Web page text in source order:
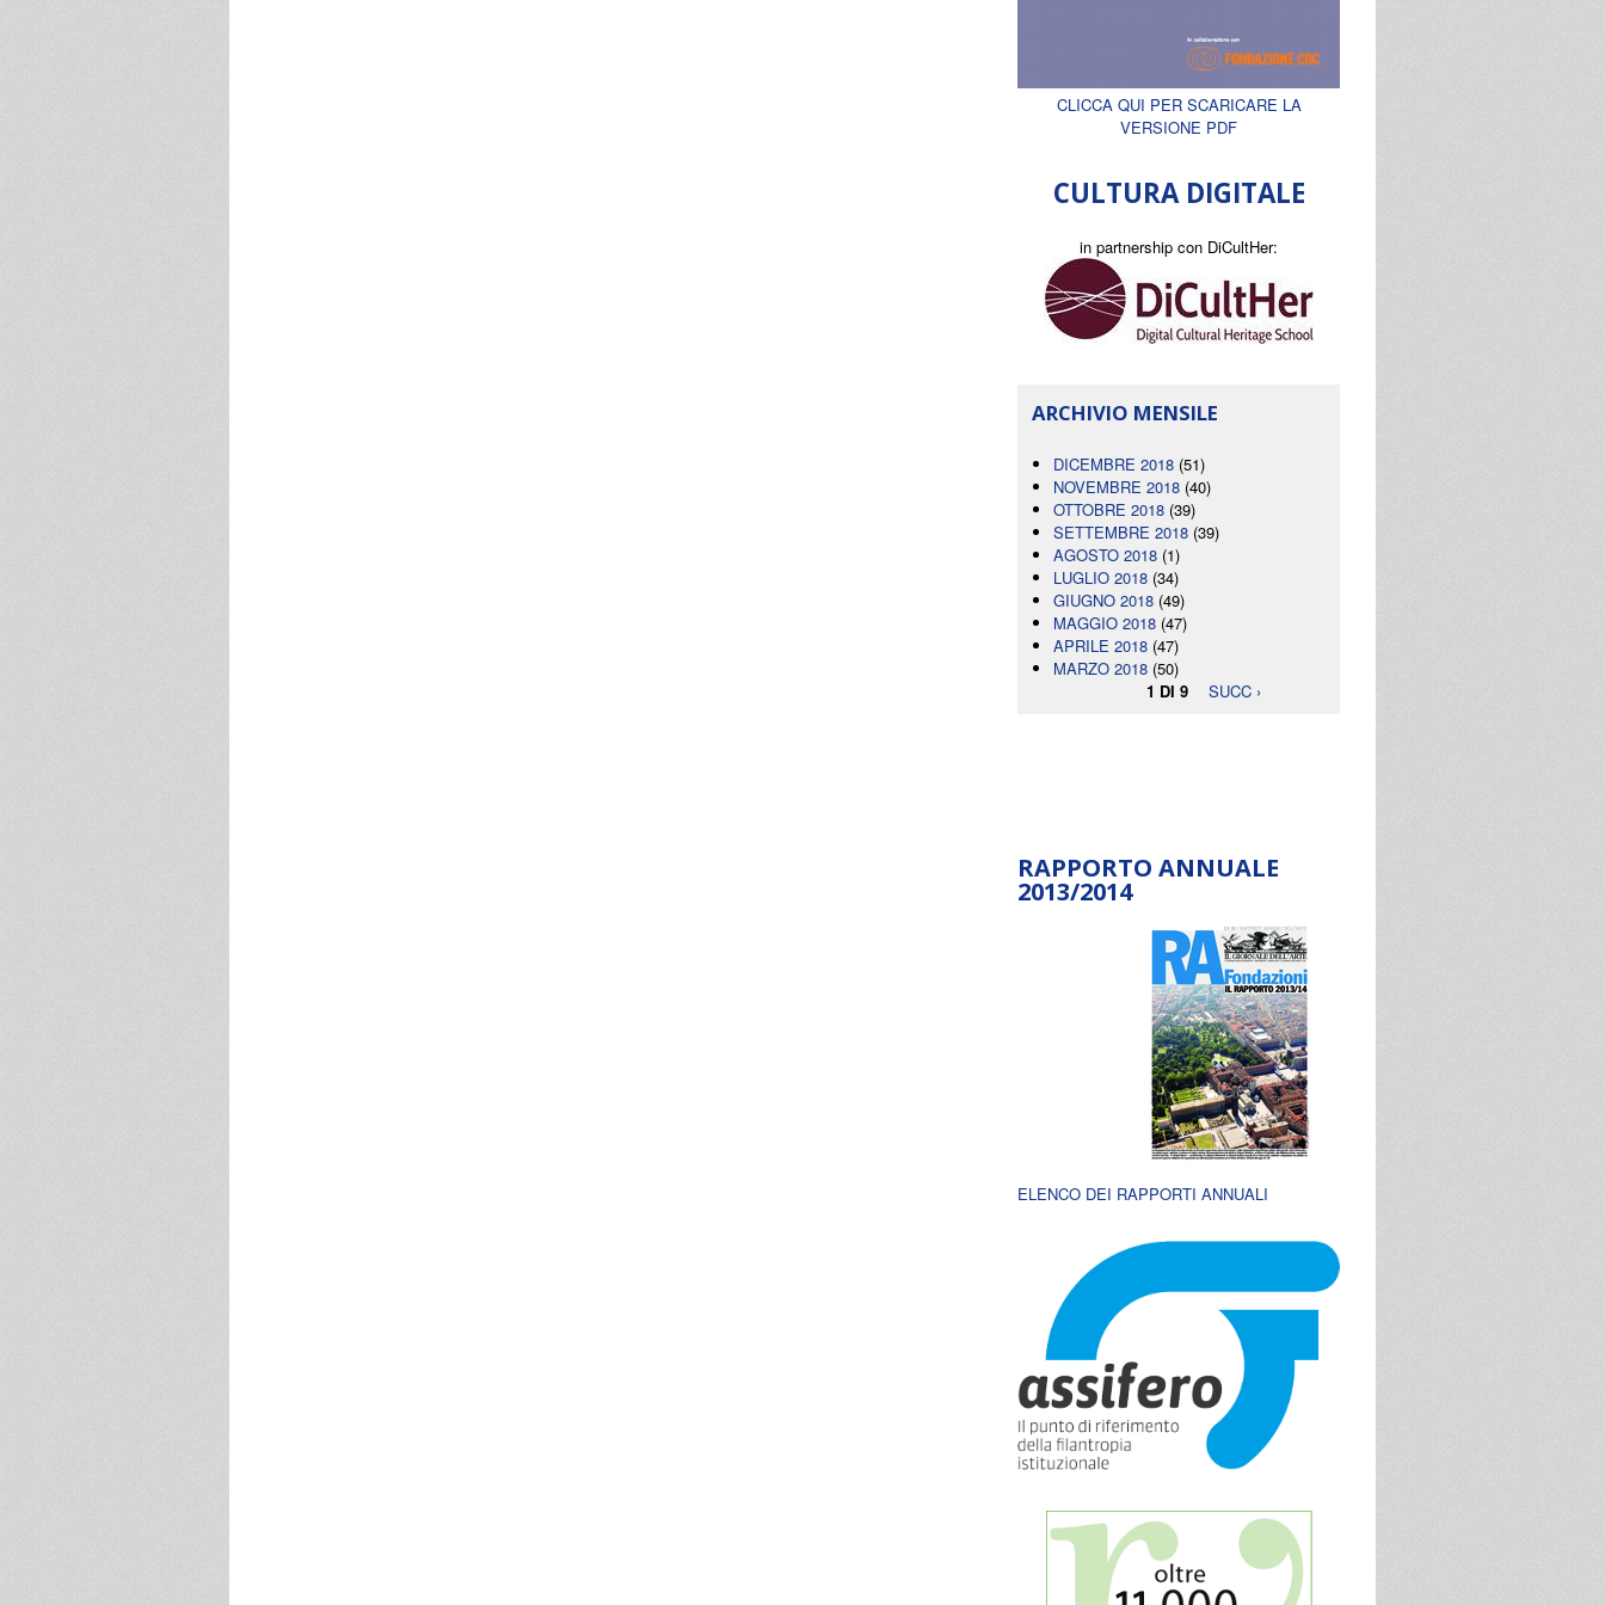
CLICCA QUI PER SCARICARE LA
VERSIONE PDF
CULTURA DIGITALE
in partnership con DiCultHer:
ARCHIVIO MENSILE
DICEMBRE 2018 (51)
NOVEMBRE 2018 (40)
OTTOBRE 2018 (39)
SETTEMBRE 2018 (39)
AGOSTO 2018 (1)
LUGLIO 2018 (34)
GIUGNO 2018 (49)
MAGGIO 2018 (47)
APRILE 2018 (47)
MARZO 2018 (50)
1 DI 9
SUCC ›
RAPPORTO ANNUALE
2013/2014
ELENCO DEI RAPPORTI ANNUALI